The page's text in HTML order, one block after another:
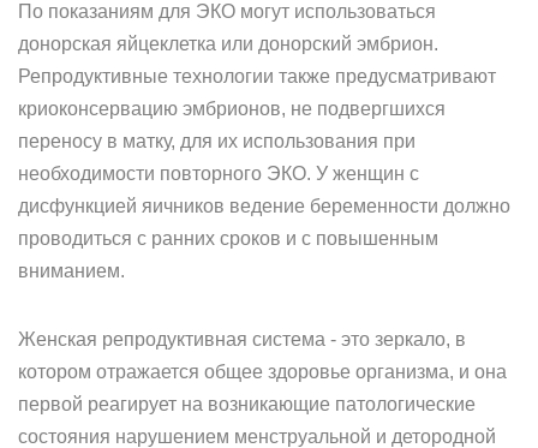
По показаниям для ЭКО могут использоваться
донорская яйцеклетка или донорский эмбрион.
Репродуктивные технологии также предусматривают
криоконсервацию эмбрионов, не подвергшихся
переносу в матку, для их использования при
необходимости повторного ЭКО. У женщин с
дисфункцией яичников ведение беременности должно
проводиться с ранних сроков и с повышенным
вниманием.
Женская репродуктивная система - это зеркало, в
котором отражается общее здоровье организма, и она
первой реагирует на возникающие патологические
состояния нарушением менструальной и детородной